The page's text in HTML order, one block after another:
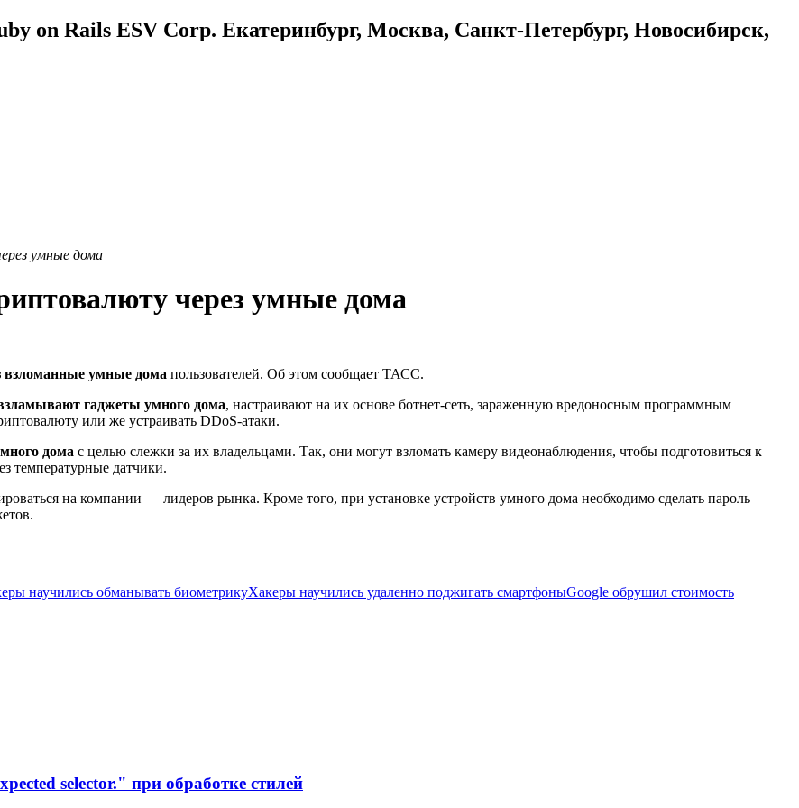
on Rails ESV Corp. Екатеринбург, Москва, Санкт-Петербург, Новосибирск,
умные дома
через умные дома
взломанные умные дома пользователей. Об этом сообщает ТАСС.
гаджеты умного дома, настраивают на их основе ботнет-сеть, зараженную вредоносным программным
или же устраивать DDoS-атаки.
дома с целью слежки за их владельцами. Так, они могут взломать камеру видеонаблюдения, чтобы подготовиться к
температурные датчики.
на компании — лидеров рынка. Кроме того, при установке устройств умного дома необходимо сделать пароль
научились обманывать биометрикуХакеры научились удаленно поджигать смартфоныGoogle обрушил стоимость
selector." при обработке стилей